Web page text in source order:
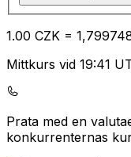
1.00 CZK = 1,
Mittkurs vid 19:41
Prata med en
konkurrenternas